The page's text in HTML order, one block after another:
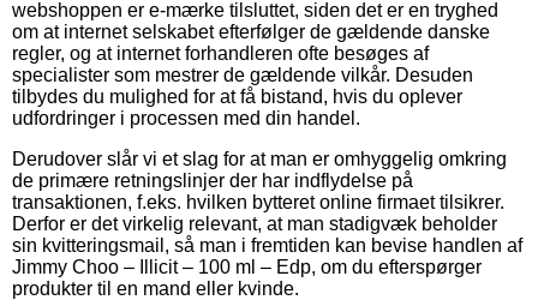
webshoppen er e-mærke tilsluttet, siden det er en tryghed
om at internet selskabet efterfølger de gældende danske
regler, og at internet forhandleren ofte besøges af
specialister som mestrer de gældende vilkår. Desuden
tilbydes du mulighed for at få bistand, hvis du oplever
udfordringer i processen med din handel.
Derudover slår vi et slag for at man er omhyggelig omkring
de primære retningslinjer der har indflydelse på
transaktionen, f.eks. hvilken bytteret online firmaet tilsikrer.
Derfor er det virkelig relevant, at man stadigvæk beholder
sin kvitteringsmail, så man i fremtiden kan bevise handlen af
Jimmy Choo – Illicit – 100 ml – Edp, om du efterspørger
produkter til en mand eller kvinde.